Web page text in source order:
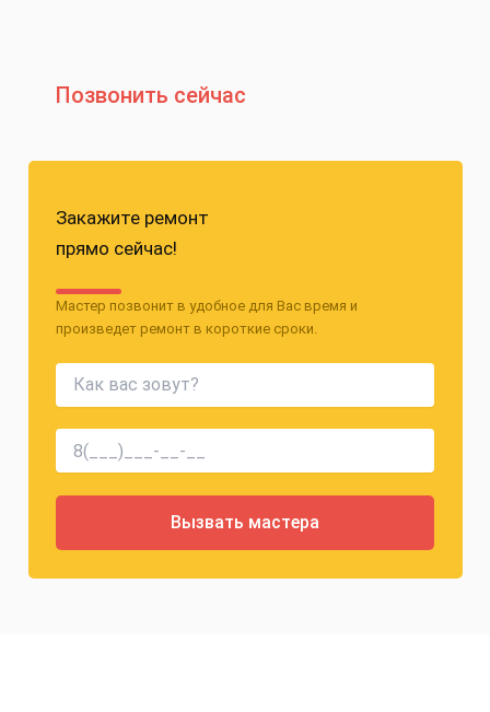
Позвонить сейчас
Закажите ремонт
прямо сейчас!
Мастер позвонит в удобное для Вас время и
произведет ремонт в короткие сроки.